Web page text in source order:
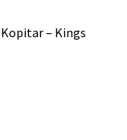
Kopitar – Kings